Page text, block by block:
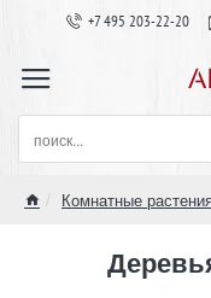
+7 495 203-22-20
поиск...
Комнатные